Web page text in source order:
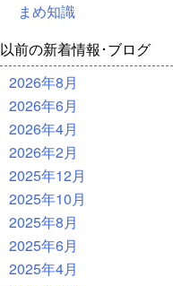
まめ知識
以前の新着情報･ブログ
2026年8月
2026年6月
2026年4月
2026年2月
2025年12月
2025年10月
2025年8月
2025年6月
2025年4月